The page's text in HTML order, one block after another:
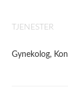
TJENESTER
Gynekolog,